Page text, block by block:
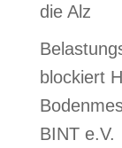
die Alz
blockiert
BINT e.V.